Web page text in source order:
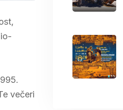
večeri